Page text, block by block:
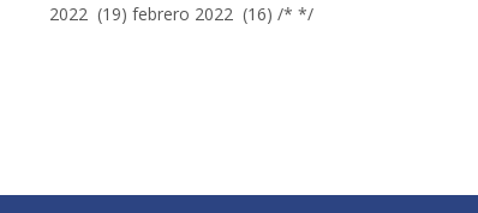
2022 (19) febrero 2022 (16) /* */